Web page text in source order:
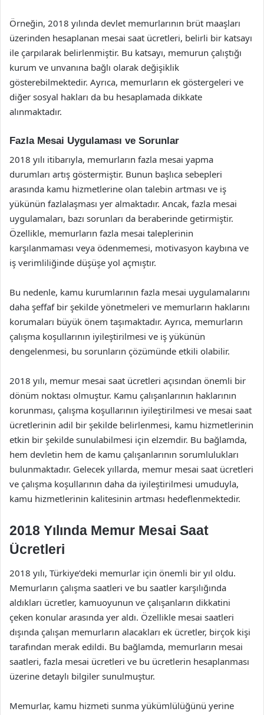
Örneğin, 2018 yılında devlet memurlarının brüt maaşları
üzerinden hesaplanan mesai saat ücretleri, belirli bir katsayı
ile çarpılarak belirlenmiştir. Bu katsayı, memurun çalıştığı
kurum ve unvanına bağlı olarak değişiklik
gösterebilmektedir. Ayrıca, memurların ek göstergeleri ve
diğer sosyal hakları da bu hesaplamada dikkate
alınmaktadır.
Fazla Mesai Uygulaması ve Sorunlar
2018 yılı itibarıyla, memurların fazla mesai yapma
durumları artış göstermiştir. Bunun başlıca sebepleri
arasında kamu hizmetlerine olan talebin artması ve iş
yükünün fazlalaşması yer almaktadır. Ancak, fazla mesai
uygulamaları, bazı sorunları da beraberinde getirmiştir.
Özellikle, memurların fazla mesai taleplerinin
karşılanmaması veya ödenmemesi, motivasyon kaybına ve
iş verimliliğinde düşüşe yol açmıştır.
Bu nedenle, kamu kurumlarının fazla mesai uygulamalarını
daha şeffaf bir şekilde yönetmeleri ve memurların haklarını
korumaları büyük önem taşımaktadır. Ayrıca, memurların
çalışma koşullarının iyileştirilmesi ve iş yükünün
dengelenmesi, bu sorunların çözümünde etkili olabilir.
2018 yılı, memur mesai saat ücretleri açısından önemli bir
dönüm noktası olmuştur. Kamu çalışanlarının haklarının
korunması, çalışma koşullarının iyileştirilmesi ve mesai saat
ücretlerinin adil bir şekilde belirlenmesi, kamu hizmetlerinin
etkin bir şekilde sunulabilmesi için elzemdir. Bu bağlamda,
hem devletin hem de kamu çalışanlarının sorumlulukları
bulunmaktadır. Gelecek yıllarda, memur mesai saat ücretleri
ve çalışma koşullarının daha da iyileştirilmesi umuduyla,
kamu hizmetlerinin kalitesinin artması hedeflenmektedir.
2018 Yılında Memur Mesai Saat
Ücretleri
2018 yılı, Türkiye’deki memurlar için önemli bir yıl oldu.
Memurların çalışma saatleri ve bu saatler karşılığında
aldıkları ücretler, kamuoyunun ve çalışanların dikkatini
çeken konular arasında yer aldı. Özellikle mesai saatleri
dışında çalışan memurların alacakları ek ücretler, birçok kişi
tarafından merak edildi. Bu bağlamda, memurların mesai
saatleri, fazla mesai ücretleri ve bu ücretlerin hesaplanması
üzerine detaylı bilgiler sunulmuştur.
Memurlar, kamu hizmeti sunma yükümlülüğünü yerine